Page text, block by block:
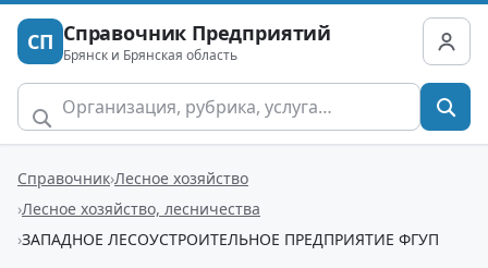
СП Справочник Предприятий
Брянск и Брянская область
Справочник Лесное хозяйство
Лесное хозяйство, лесничества
ЗАПАДНОЕ ЛЕСОУСТРОИТЕЛЬНОЕ ПРЕДПРИЯТИЕ ФГУП